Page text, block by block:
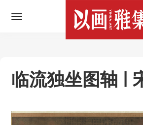
临流独坐图轴 |